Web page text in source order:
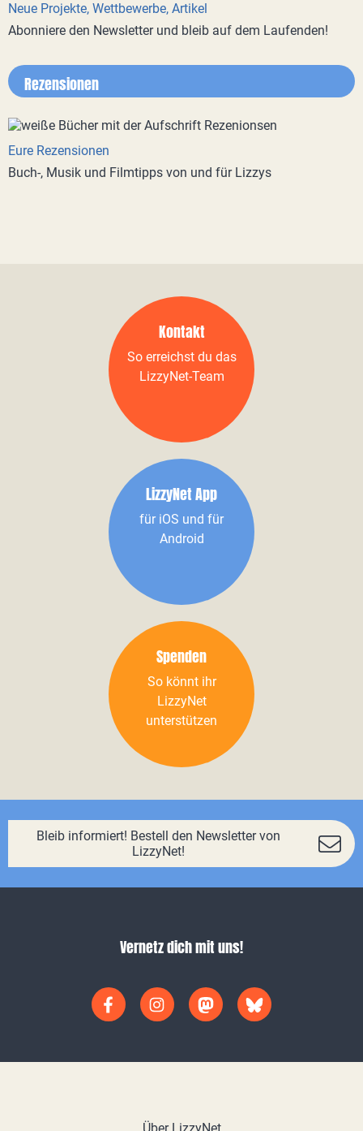
Neue Projekte, Wettbewerbe, Artikel
Abonniere den Newsletter und bleib auf dem Laufenden!
Rezensionen
Eure Rezensionen
Buch-, Musik und Filmtipps von und für Lizzys
Kontakt
So erreichst du das
LizzyNet-Team
LizzyNet App
für iOS und für
Android
Spenden
So könnt ihr
LizzyNet
unterstützen
Bleib informiert! Bestell den Newsletter von
LizzyNet!
Vernetz dich mit uns!